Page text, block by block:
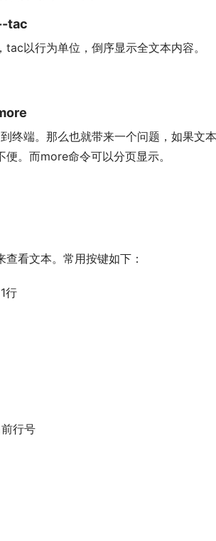
tac
以行为单位，倒序显示全文本内容。
终端。那么也就带来一个问题，如果文本
。而more命令可以分页显示。
看文本。常用按键如下：
行
行号